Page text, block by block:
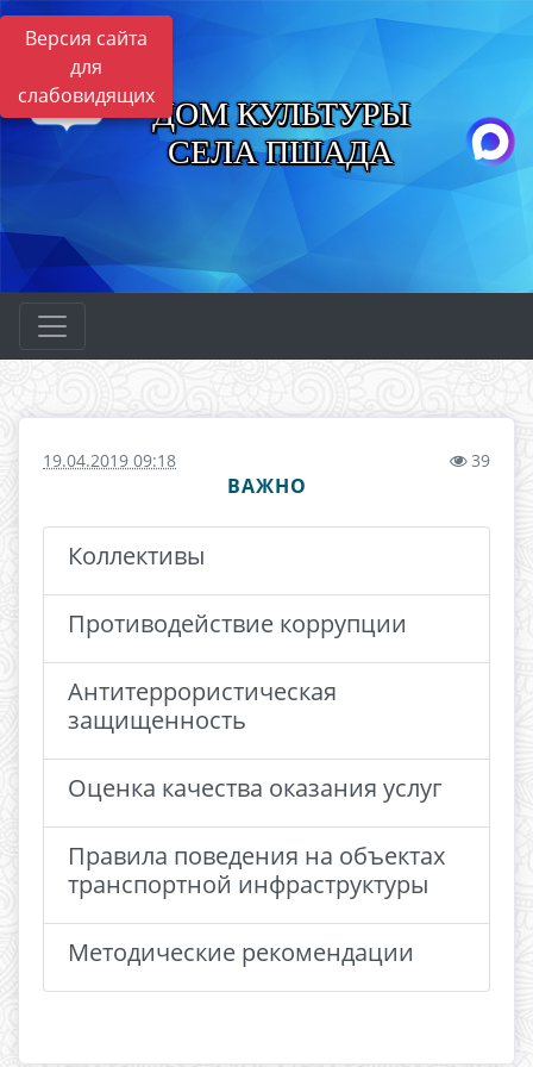
Версия сайта
для
слабовидящихДОМ КУЛЬТУРЫ
СЕЛА ПШАДА
19.04.2019 09:18 39
ВАЖНО
Коллективы
Противодействие коррупции
Антитеррористическая
защищенность
Оценка качества оказания услуг
Правила поведения на объектах
транспортной инфраструктуры
Методические рекомендации